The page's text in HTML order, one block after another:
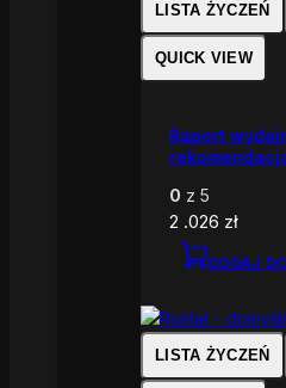
LISTA ŻYCZEŃ
QUICK VIEW
Raport
0 z 5
2 .026 zł
DODAJ
LISTA ŻYCZEŃ